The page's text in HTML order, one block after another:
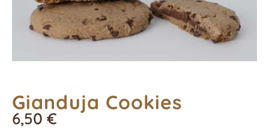
Gianduja Cookies
6,50 €